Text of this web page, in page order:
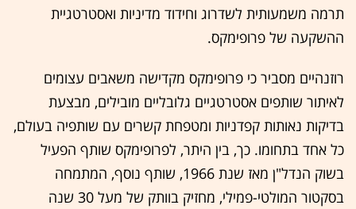
תרמה משמעותית לשדרוג וחידוד מדיניות ואסטרטגיית
ההשקעה של פרופימקס.
רוזנהיים מסביר כי פרופימקס מקדישה משאבים עצומים
לאיתור שותפים אסטרטגיים גלובליים מובילים, מבצעת
בדיקות נאותות קפדניות ומטפחת קשרים עם שותפיה בעולם,
כל אחד בתחומו. כך, בין היתר, לפרופימקס שותף הפעיל
בשוק הנדל"ן מאז שנת 1966, שותף נוסף, המתמחה
בסקטור המולטי-פמילי, מחזיק בוותק של מעל 30 שנה